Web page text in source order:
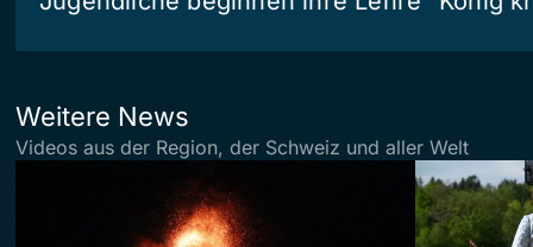
Weitere News
Videos aus der Region, der Schweiz und aller Welt